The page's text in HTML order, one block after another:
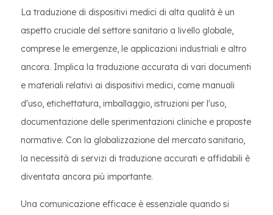
La traduzione di dispositivi medici di alta qualità è un
aspetto cruciale del settore sanitario a livello globale,
comprese le emergenze, le applicazioni industriali e altro
ancora. Implica la traduzione accurata di vari documenti
e materiali relativi ai dispositivi medici, come manuali
d'uso, etichettatura, imballaggio, istruzioni per l'uso,
documentazione delle sperimentazioni cliniche e proposte
normative. Con la globalizzazione del mercato sanitario,
la necessità di servizi di traduzione accurati e affidabili è
diventata ancora più importante.
Una comunicazione efficace è essenziale quando si